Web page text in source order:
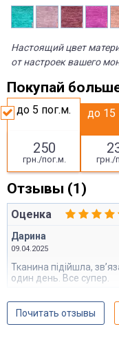
Настоящий цвет
от настроек вашего
Покупай
до 5 пог.м.
250
грн./пог.м.
до 15
грн./
Отзывы (1)
Оценка
Дарина
09.04.2025
Тканина підійшла,
один день. Все супер.
Почитать отзывы